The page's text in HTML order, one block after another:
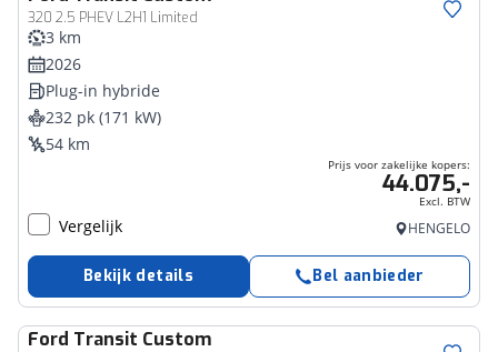
320 2.5 PHEV L2H1 Limited
Bedrijfswagen
3 km
2026
Plug-in hybride
232 pk (171 kW)
54 km
Prijs voor zakelijke kopers:
44.075,-
Excl. BTW
Vergelijk HENGELO
Bekijk details Bel aanbieder
Ford Transit Custom